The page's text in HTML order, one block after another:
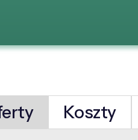
Koszty